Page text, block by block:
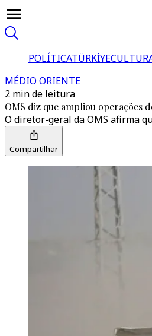
POLÍTICATÜRKİYE
MÉDIO ORIENTE
2 min de leitura
OMS diz que ampliou operações
O diretor-geral da OMS afirma
Compartilhar